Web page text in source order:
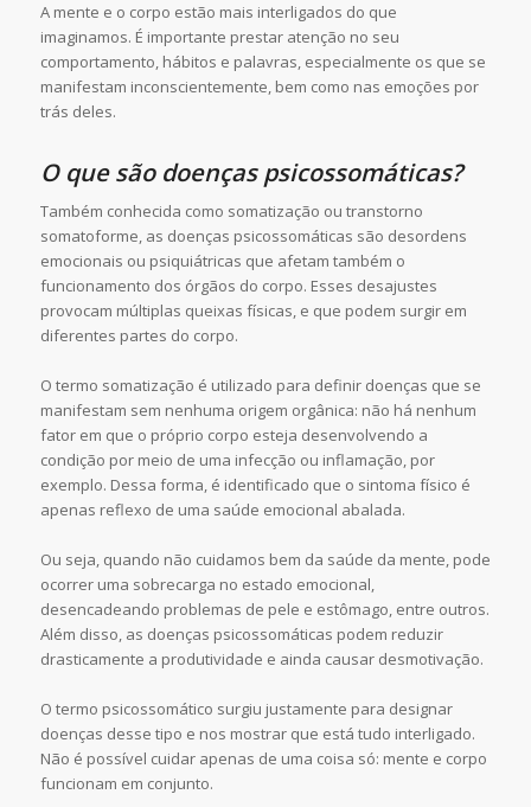
A mente e o corpo estão mais interligados do que
imaginamos. É importante prestar atenção no seu
comportamento, hábitos e palavras, especialmente os que se
manifestam inconscientemente, bem como nas emoções por
trás deles.
O que são doenças psicossomáticas?
Também conhecida como somatização ou transtorno
somatoforme, as doenças psicossomáticas são desordens
emocionais ou psiquiátricas que afetam também o
funcionamento dos órgãos do corpo. Esses desajustes
provocam múltiplas queixas físicas, e que podem surgir em
diferentes partes do corpo.
O termo somatização é utilizado para definir doenças que se
manifestam sem nenhuma origem orgânica: não há nenhum
fator em que o próprio corpo esteja desenvolvendo a
condição por meio de uma infecção ou inflamação, por
exemplo. Dessa forma, é identificado que o sintoma físico é
apenas reflexo de uma saúde emocional abalada.
Ou seja, quando não cuidamos bem da saúde da mente, pode
ocorrer uma sobrecarga no estado emocional,
desencadeando problemas de pele e estômago, entre outros.
Além disso, as doenças psicossomáticas podem reduzir
drasticamente a produtividade e ainda causar desmotivação.
O termo psicossomático surgiu justamente para designar
doenças desse tipo e nos mostrar que está tudo interligado.
Não é possível cuidar apenas de uma coisa só: mente e corpo
funcionam em conjunto.